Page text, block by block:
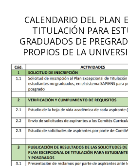
CALENDARIO DEL PLAN
TITULACIÓN PARA
GRADUADOS DE
PROPIOS DE LA